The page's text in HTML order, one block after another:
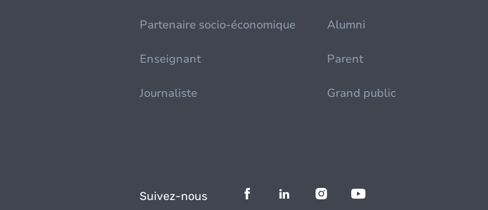
Partenaire socio-économique Alumni
Enseignant Parent
Journaliste Grand public
Suivez-nous